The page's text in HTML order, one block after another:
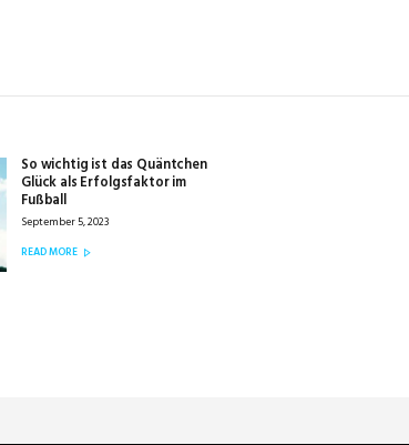
Previous
post:
So wichtig ist das Quäntchen
Glück als Erfolgsfaktor im
Fußball
September 5, 2023
READ MORE